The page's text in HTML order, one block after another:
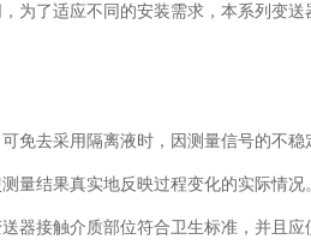
为了适应不同的安装需求，本系列变
免去采用隔离液时，因测量信号的不
量结果真实地反映过程变化的实际情况
器接触介质部位符合卫生标准，并且应